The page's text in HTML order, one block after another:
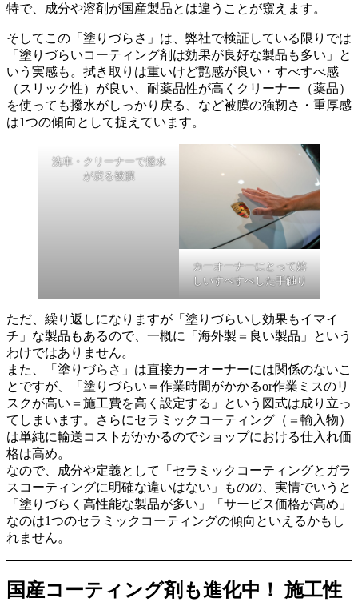
特で、成分や溶剤が国産製品とは違うことが窺えます。
そしてこの「塗りづらさ」は、弊社で検証している限りでは
「塗りづらいコーティング剤は効果が良好な製品も多い」と
いう実感も。拭き取りは重いけど艶感が良い・すべすべ感
（スリック性）が良い、耐薬品性が高くクリーナー（薬品）
を使っても撥水がしっかり戻る、など被膜の強靭さ・重厚感
は1つの傾向として捉えています。
洗車・クリーナーで撥水
が戻る被膜
カーオーナーにとって嬉
しいすべすべした手触り
ただ、繰り返しになりますが「塗りづらいし効果もイマイ
チ」な製品もあるので、一概に「海外製＝良い製品」という
わけではありません。
また、「塗りづらさ」は直接カーオーナーには関係のないこ
とですが、「塗りづらい＝作業時間がかかるor作業ミスのリ
スクが高い＝施工費を高く設定する」という図式は成り立っ
てしまいます。さらにセラミックコーティング（＝輸入物）
は単純に輸送コストがかかるのでショップにおける仕入れ価
格は高め。
なので、成分や定義として「セラミックコーティングとガラ
スコーティングに明確な違いはない」ものの、実情でいうと
「塗りづらく高性能な製品が多い」「サービス価格が高め」
なのは1つのセラミックコーティングの傾向といえるかもし
れません。
国産コーティング剤も進化中！ 施工性